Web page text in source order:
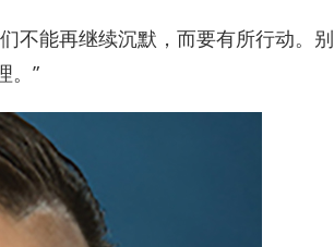
不能再继续沉默，而要有所行动。别
。”